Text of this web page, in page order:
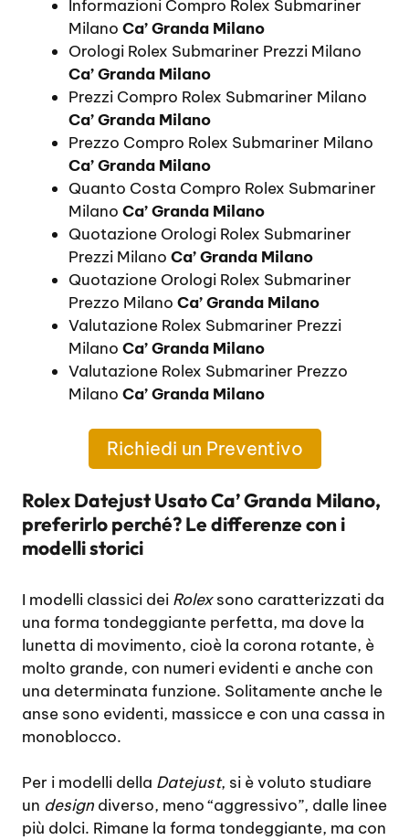
Informazioni Compro Rolex Submariner
Milano Ca’ Granda Milano
Orologi Rolex Submariner Prezzi Milano
Ca’ Granda Milano
Prezzi Compro Rolex Submariner Milano
Ca’ Granda Milano
Prezzo Compro Rolex Submariner Milano
Ca’ Granda Milano
Quanto Costa Compro Rolex Submariner
Milano Ca’ Granda Milano
Quotazione Orologi Rolex Submariner
Prezzi Milano Ca’ Granda Milano
Quotazione Orologi Rolex Submariner
Prezzo Milano Ca’ Granda Milano
Valutazione Rolex Submariner Prezzi
Milano Ca’ Granda Milano
Valutazione Rolex Submariner Prezzo
Milano Ca’ Granda Milano
Richiedi un Preventivo
Rolex Datejust Usato Ca’ Granda Milano,
preferirlo perché? Le differenze con i
modelli storici
I modelli classici dei Rolexsono caratterizzati da
una forma tondeggiante perfetta, ma dove la
lunetta di movimento, cioè la corona rotante, è
molto grande, con numeri evidenti e anche con
una determinata funzione. Solitamente anche le
anse sono evidenti, massicce e con una cassa in
monoblocco.
Per i modelli della Datejust, si è voluto studiare
un design diverso, meno “aggressivo”, dalle linee
più dolci. Rimane la forma tondeggiante, ma con